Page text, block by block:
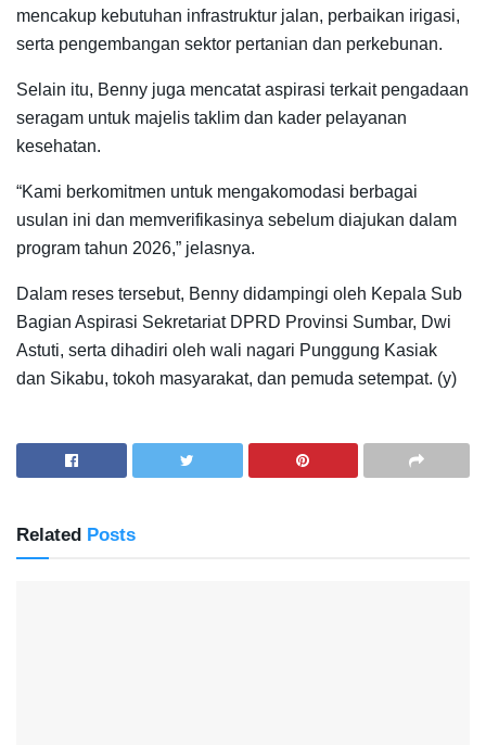
mencakup kebutuhan infrastruktur jalan, perbaikan irigasi,
serta pengembangan sektor pertanian dan perkebunan.
Selain itu, Benny juga mencatat aspirasi terkait pengadaan
seragam untuk majelis taklim dan kader pelayanan
kesehatan.
“Kami berkomitmen untuk mengakomodasi berbagai
usulan ini dan memverifikasinya sebelum diajukan dalam
program tahun 2026,” jelasnya.
Dalam reses tersebut, Benny didampingi oleh Kepala Sub
Bagian Aspirasi Sekretariat DPRD Provinsi Sumbar, Dwi
Astuti, serta dihadiri oleh wali nagari Punggung Kasiak
dan Sikabu, tokoh masyarakat, dan pemuda setempat. (y)
Related Posts